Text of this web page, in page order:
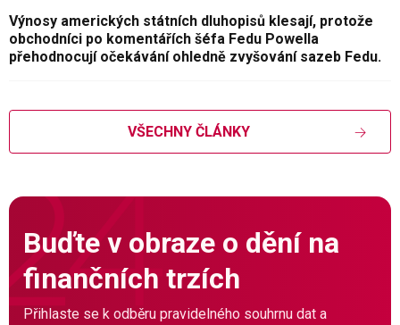
Výnosy amerických státních dluhopisů klesají, protože
obchodníci po komentářích šéfa Fedu Powella
přehodnocují očekávání ohledně zvyšování sazeb Fedu.
VŠECHNY ČLÁNKY
Buďte v obraze o dění na
finančních trzích
Přihlaste se k odběru pravidelného souhrnu dat a